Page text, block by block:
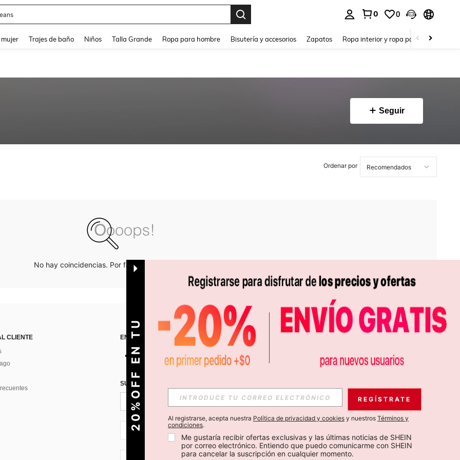
0 0
mujer Trajes de baño Niños Talla Grande Ropa para hombre Bisutería y accesorios Zapatos Ropa interior y ropa para dormir
Seguir
Ordenar por
No hay coincidencias. Por favor inténtalo de nuevo.
CLIENTE
ENCUÉNTRANOS EN APP
SUSCRÍBETE PARA RECIBIR OFERTAS EXCLUSIVAS, PROMOCIONES Y NOTICIAS DE SHEIN
Suscribir
CL + 56
2
0
%
O
F
F
E
N
T
U
P
R
I
M
E
R
P
E
D
I
D REGÍSTRATE
Al registrarse, acepta nuestra Política de privacidad y cookies y nuestros Términos y
condiciones.
Me gustaría recibir ofertas exclusivas y las últimas noticias de SHEIN
por correo electrónico. Entiendo que puedo comunicarme con SHEIN
para cancelar la suscripción en cualquier momento.